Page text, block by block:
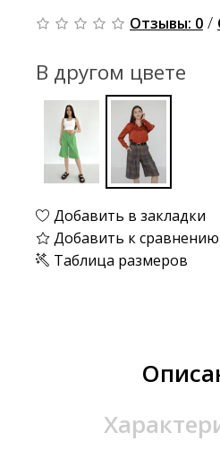
Отзывы: 0 /
В другом цвете
Добавить в закладки
Добавить к сравнению
Таблица размеров